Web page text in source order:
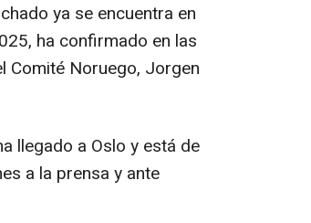
ya se encuentra en
ha confirmado en las
Comité Noruego, Jorgen
llegado a Oslo y está de
a la prensa y ante